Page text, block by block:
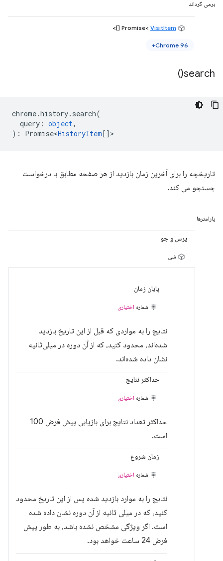
برمی گرداند
VisitItem
[]>
Chrome 96+
search(
)
chrome.history. search(
query : object,
) : Promise<HistoryItem[] >
تاریخچه را برای آخرین زمان بازدید از هر صفحه مطابق با درخواست
جستجو می کند.
پارامترها
پرس و جو
شی
پایان زمان
شماره اختیاری
نتایج را به مواردی که قبل از این تاریخ بازدید
شده‌اند، محدود کنید، که از آن دوره در میلی‌ثانیه
نشان داده شده‌اند.
حداکثر نتایج
شماره اختیاری
حداکثر تعداد نتایج برای بازیابی پیش فرض 100
است.
زمان شروع
شماره اختیاری
نتایج را به موارد بازدید شده پس از این تاریخ محدود
کنید، که در میلی ثانیه از آن دوره نشان داده شده
است. اگر ویژگی مشخص نشده باشد، به طور پیش
فرض 24 ساعت خواهد بود.